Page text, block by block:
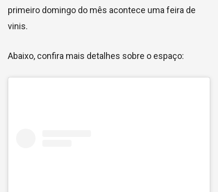
primeiro domingo do mês acontece uma feira de
vinis.
Abaixo, confira mais detalhes sobre o espaço: